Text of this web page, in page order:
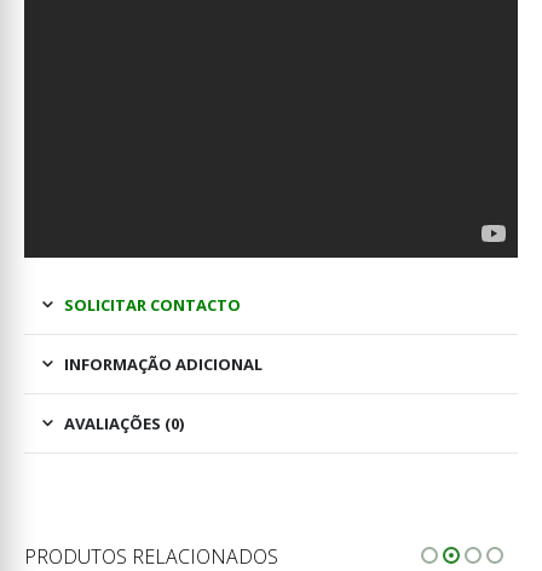
SOLICITAR CONTACTO
INFORMAÇÃO ADICIONAL
AVALIAÇÕES (0)
PRODUTOS RELACIONADOS